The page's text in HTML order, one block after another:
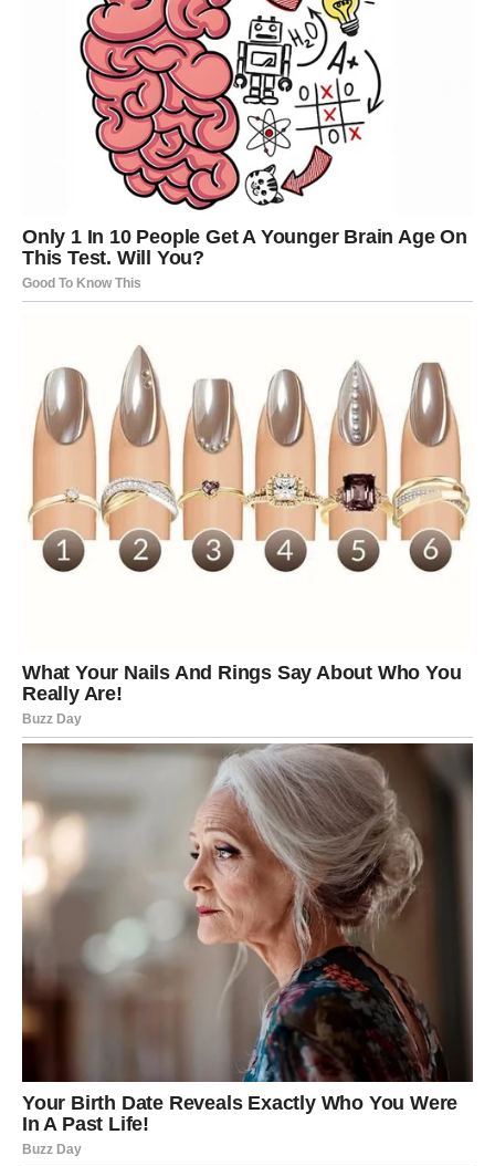
mogao promeniti njihov pogled na ljubav. Mnogi Bikovi
već dugo nose osećanja prema nekome, ali su se plašili
da ih pokažu.
Danas bi moglo doći do neočekivanog priznanja. Neko iz
vašeg okruženja može vam reći nešto što niste očekivali
– priznanje simpatije, divljenja ili čak ljubavi.
Ako ste u vezi, vaš odnos ulazi u mirniju fazu. Partner
može pokazati koliko mu značite kroz male, ali veoma
Slobodni Bikovi imaju veliku šansu da započnu priču sa
osobom koja ih već dugo posmatra iz daljine. Ovo bi
mogao biti početak jedne stabilne i duboke veze.
Blizanci
Blizanci danas ulaze u period kada komunikacija igra
Postoji velika mogućnost da dobijete poruku koja će vas
potpuno iznenaditi. Ta poruka može doći od osobe sa
kojom ste nekada imali posebnu vezu ili od nekoga ko se
dugo nije usuđivao da vam se obrati.
Ako ste u vezi, danas je idealan dan za otvoren razgovor
o onome što vas muči. Iskrenost može rešiti
nesporazume koji su se možda dugo gomilali.
Slobodni Blizanci mogli bi se naći pred zanimljivim
izborom između dve osobe. Jedna dolazi iz prošlosti, a
druga predstavlja novu priliku.
Zvezde savetuju da slušate svoje srce – ono zna pravi
Rak